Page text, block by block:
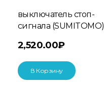
выключатель стоп-
сигнала (SUMITOMO)
2,520.00₽
В Корзину